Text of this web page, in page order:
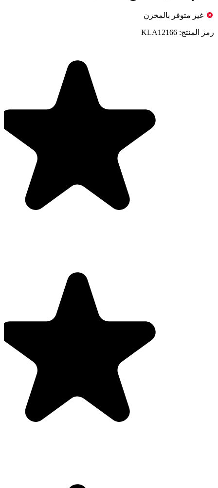
غير متوفر بالمخزن
رمز المنتج: KLA12166